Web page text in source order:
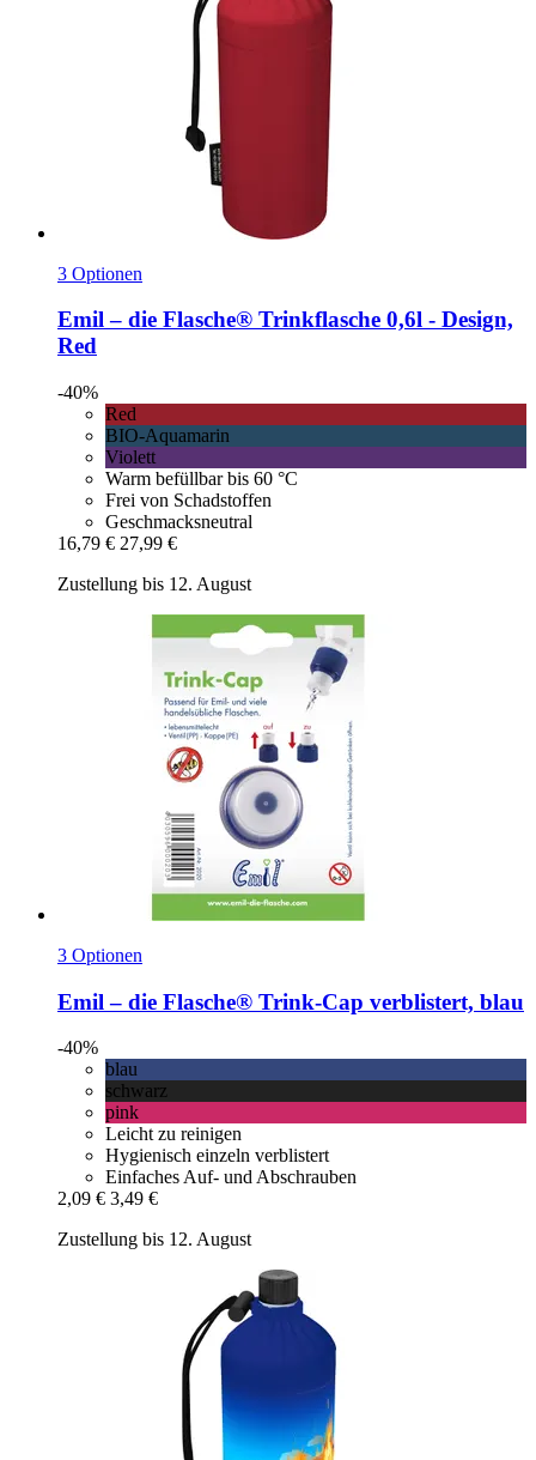
3 Optionen
Emil – die Flasche® Trinkflasche 0,6l -​ Design,
Red
-40%
Red
BIO-Aquamarin
Violett
Warm befüllbar bis 60 °C
Frei von Schadstoffen
Geschmacksneutral
16,79 € 27,99 €
Zustellung bis 12. August
3 Optionen
Emil – die Flasche® Trink-​Cap verblistert, blau
-40%
blau
schwarz
pink
Leicht zu reinigen
Hygienisch einzeln verblistert
Einfaches Auf- und Abschrauben
2,09 € 3,49 €
Zustellung bis 12. August